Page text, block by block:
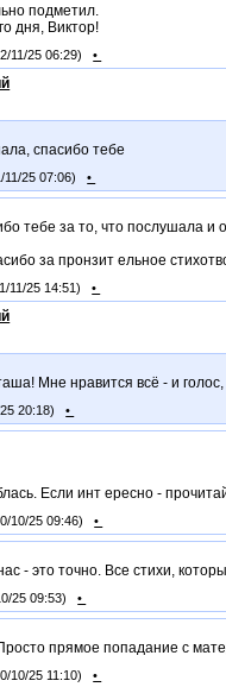
подметил.
дня, Виктор!
11/25 06:29) •
спасибо тебе
11/25 07:06) •
тебе за то, что послушала и
за пронзит ельное
11/25 14:51) •
Мне нравится всё - и
20:18) •
Если инт ересно -
10/25 09:46) •
- это точно. Все стихи,
25 09:53) •
прямое попадание с
10/25 11:10) •